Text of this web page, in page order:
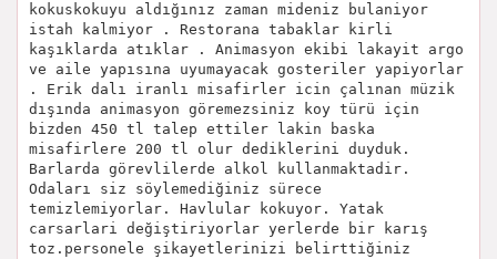
kokuskokuyu aldığınız zaman mideniz bulaniyor
istah kalmiyor . Restorana tabaklar kirli
kaşıklarda atıklar . Animasyon ekibi lakayit argo
ve aile yapısına uyumayacak gosteriler yapiyorlar
. Erik dalı iranlı misafirler icin çalınan müzik
dışında animasyon göremezsiniz koy türü için
bizden 450 tl talep ettiler lakin baska
misafirlere 200 tl olur dediklerini duyduk.
Barlarda görevlilerde alkol kullanmaktadir.
Odaları siz söylemediğiniz sürece
temizlemiyorlar. Havlular kokuyor. Yatak
carsarlari değiştiriyorlar yerlerde bir karış
toz.personele şikayetlerinizi belirttiğiniz